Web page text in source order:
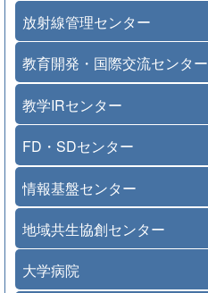
放射線管理センター
教育開発・国際交流センター
教学IRセンター
FD・SDセンター
情報基盤センター
地域共生協創センター
大学病院